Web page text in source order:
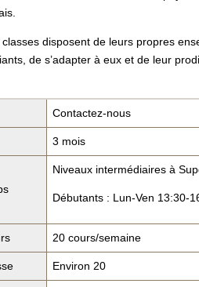
disposent de leurs propres
de s’adapter à eux et de leur
Contactez-nous
3 mois
Niveaux intermédiaires à
Débutants : Lun-Ven 13:30-
20 cours/semaine
Environ 20